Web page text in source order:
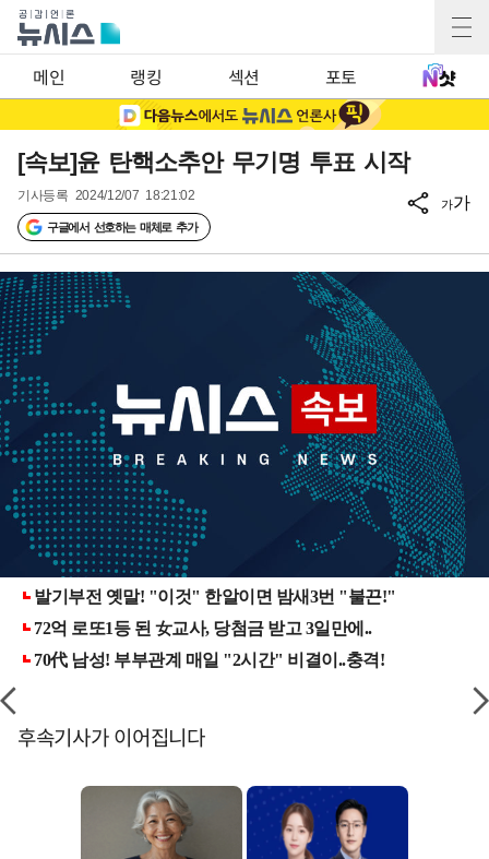
메인 랭킹 섹션 포토
[속보]윤 탄핵소추안 무기명 투표 시작
기사등록 2024/12/07 18:21:02
구글에서 선호하는 매체로 추가
가가
후속기사가 이어집니다